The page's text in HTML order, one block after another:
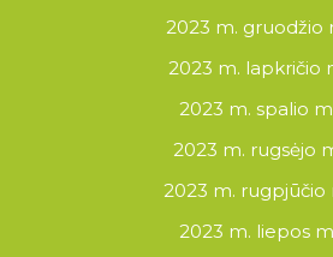
2023 m. gruodžio
2023 m. lapkričio
2023 m. spalio
2023 m. rugsėjo
2023 m. rugpjūčio
2023 m. liepos